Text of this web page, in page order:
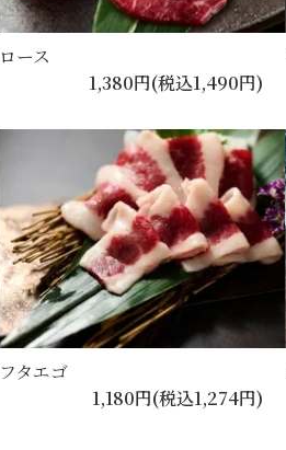
ロース
1,380円(税込1,490円)
フタエゴ
1,180円(税込1,274円)